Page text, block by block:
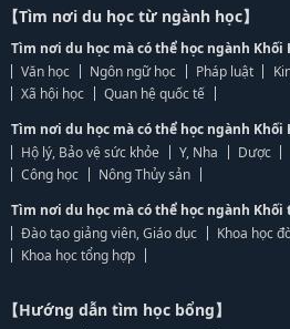
【Tìm nơi du học từ ngành học】
Tìm nơi du học mà có thể học ngành Khối
Văn học
Ngôn ngữ học Pháp luật
Xã hội học
Quan hệ quốc tế
Tìm nơi du học mà có thể học ngành Khối
Hộ lý, Bảo vệ sức khỏe
Y, Nha Dược
Công học
Nông Thủy sản
Tìm nơi du học mà có thể học ngành
Đào tạo giảng viên, Giáo dục
Khoa học
Khoa học tổng hợp
【Hướng dẫn tìm học bổng】